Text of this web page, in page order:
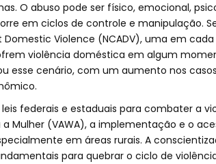
O abuso pode ser físico, emocional,
em ciclos de controle e manipulação.
Domestic Violence (NCADV), uma em
violência doméstica em algum
esse cenário, com um aumento nos
federais e estaduais para combater a
Mulher (VAWA), a implementação e o
em áreas rurais. A
para quebrar o ciclo de